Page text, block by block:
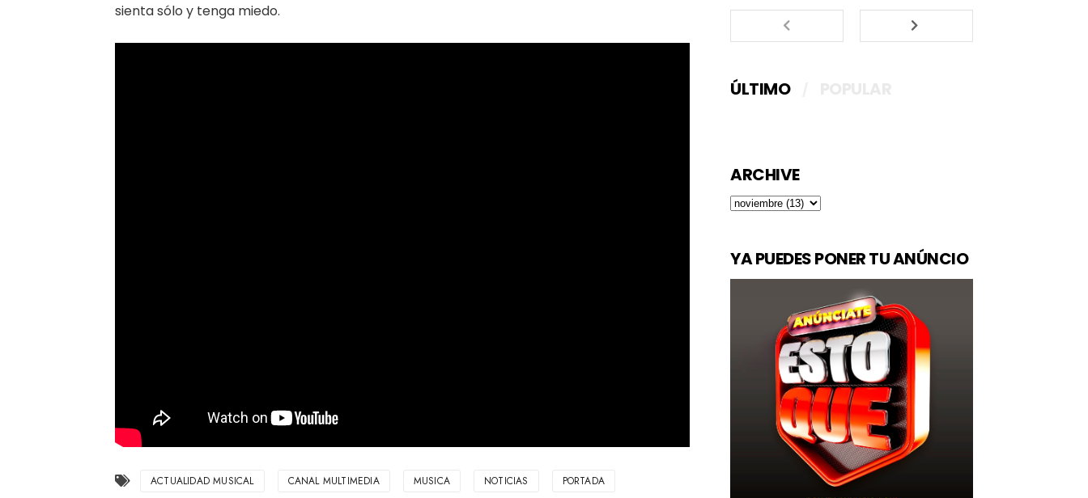
sienta sólo y tenga miedo.
ACTUALIDAD MUSICAL CANAL MULTIMEDIA MUSICA NOTICIAS PORTADA
ÚLTIMO
ARCHIVE
YA PUEDES PONER TU ANÚNCIO